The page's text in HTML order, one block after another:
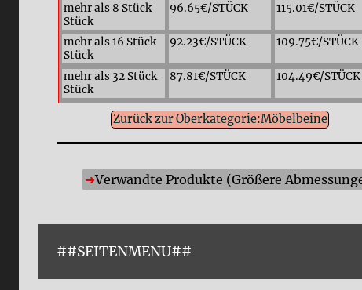
mehr als 8 Stück
Stück
96.65€/STÜCK 115.01€/STÜCK
mehr als 16 Stück
Stück
92.23€/STÜCK 109.75€/STÜCK
mehr als 32 Stück
Stück
87.81€/STÜCK 104.49€/STÜCK
Zurück zur Oberkategorie:Möbelbeine
Verwandte Produkte (Größere
##SEITENMENU##